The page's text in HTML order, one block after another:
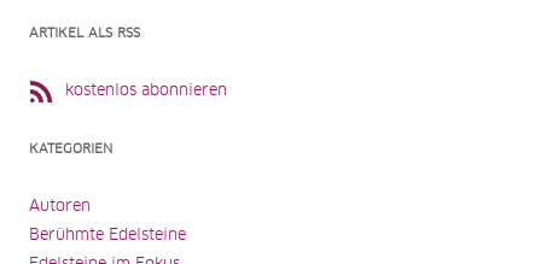
ARTIKEL ALS RSS
kostenlos abonnieren
KATEGORIEN
Autoren
Berühmte Edelsteine